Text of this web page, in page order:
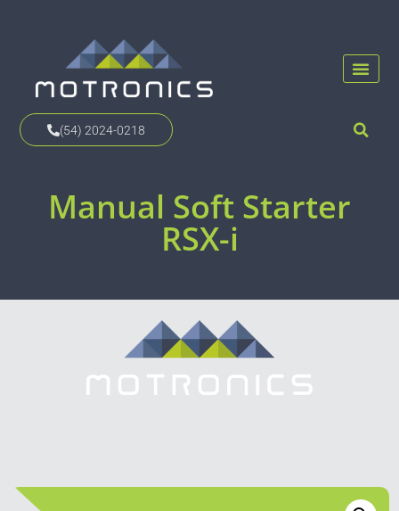
(54) 2024-0218
Manual Soft Starter
RSX-i